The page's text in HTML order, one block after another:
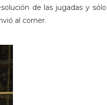
de las jugadas y sólo
al corner.